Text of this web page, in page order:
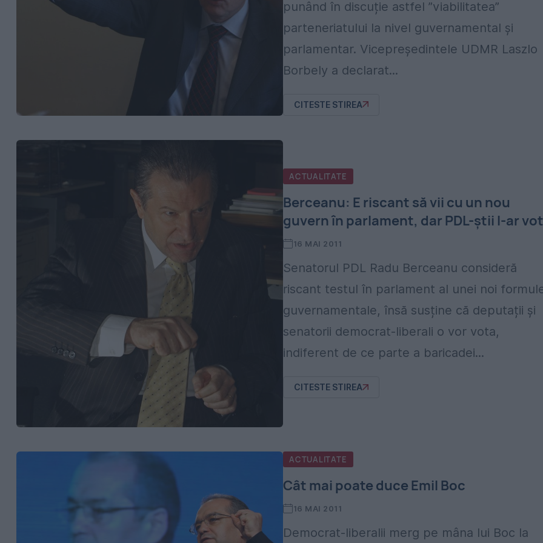
punând în discuție astfel ”viabilitatea”
parteneriatului la nivel guvernamental și
parlamentar. Vicepreședintele UDMR Laszlo
Borbely a declarat...
CITESTE STIREA
ACTUALITATE
Berceanu: E riscant să vii cu un nou
guvern în parlament, dar PDL-știi l-ar
16 MAI 2011
Senatorul PDL Radu Berceanu consideră
riscant testul în parlament al unei noi
guvernamentale, însă susține că deputații și
senatorii democrat-liberali o vor vota,
indiferent de ce parte a baricadei...
CITESTE STIREA
ACTUALITATE
Cât mai poate duce Emil Boc
16 MAI 2011
Democrat-liberalii merg pe mâna lui Boc la